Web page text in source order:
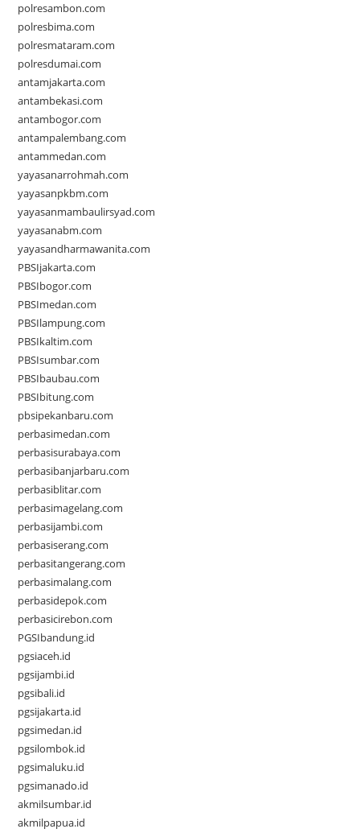
polresambon.com
polresbima.com
polresmataram.com
polresdumai.com
antamjakarta.com
antambekasi.com
antambogor.com
antampalembang.com
antammedan.com
yayasanarrohmah.com
yayasanpkbm.com
yayasanmambaulirsyad.com
yayasanabm.com
yayasandharmawanita.com
PBSIjakarta.com
PBSIbogor.com
PBSImedan.com
PBSIlampung.com
PBSIkaltim.com
PBSIsumbar.com
PBSIbaubau.com
PBSIbitung.com
pbsipekanbaru.com
perbasimedan.com
perbasisurabaya.com
perbasibanjarbaru.com
perbasiblitar.com
perbasimagelang.com
perbasijambi.com
perbasiserang.com
perbasitangerang.com
perbasimalang.com
perbasidepok.com
perbasicirebon.com
PGSIbandung.id
pgsiaceh.id
pgsijambi.id
pgsibali.id
pgsijakarta.id
pgsimedan.id
pgsilombok.id
pgsimaluku.id
pgsimanado.id
akmilsumbar.id
akmilpapua.id